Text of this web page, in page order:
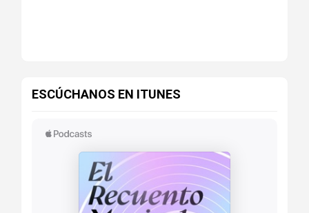
ESCÚCHANOS EN ITUNES